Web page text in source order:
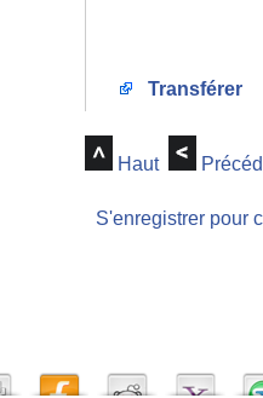
Transférer
Haut
S'enregistrer pour